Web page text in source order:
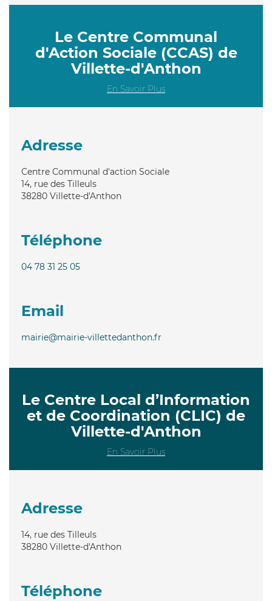
Le Centre Communal
d'Action Sociale (CCAS) de
Villette-d'Anthon
En Savoir Plus
Adresse
Centre Communal d'action Sociale
14, rue des Tilleuls
38280 Villette-d'Anthon
Téléphone
04 78 31 25 05
Email
mairie@mairie-villettedanthon.fr
Le Centre Local d’Information
et de Coordination (CLIC) de
Villette-d'Anthon
En Savoir Plus
Adresse
14, rue des Tilleuls
38280 Villette-d'Anthon
Téléphone